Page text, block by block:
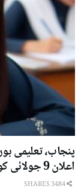
اعلان 9 جولائی کو کریں گے